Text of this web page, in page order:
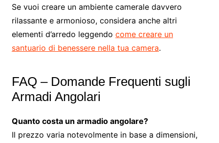
Se vuoi creare un ambiente camerale davvero
rilassante e armonioso, considera anche altri
elementi d’arredo leggendo come creare un
santuario di benessere nella tua camera.
FAQ – Domande Frequenti sugli
Armadi Angolari
Quanto costa un armadio angolare?
Il prezzo varia notevolmente in base a dimensioni,